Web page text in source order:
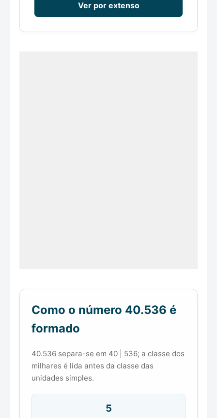
Ver por extenso
Como o número 40.536 é
formado
40.536 separa-se em 40 | 536; a classe dos
milhares é lida antes da classe das
unidades simples.
5